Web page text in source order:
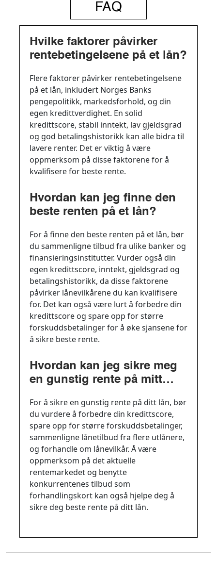
FAQ
Hvilke faktorer påvirker
rentebetingelsene på et lån?
Flere faktorer påvirker rentebetingelsene
på et lån, inkludert Norges Banks
pengepolitikk, markedsforhold, og din
egen kredittverdighet. En solid
kredittscore, stabil inntekt, lav gjeldsgrad
og god betalingshistorikk kan alle bidra til
lavere renter. Det er viktig å være
oppmerksom på disse faktorene for å
kvalifisere for beste rente.
Hvordan kan jeg finne den
beste renten på et lån?
For å finne den beste renten på et lån, bør
du sammenligne tilbud fra ulike banker og
finansieringsinstitutter. Vurder også din
egen kredittscore, inntekt, gjeldsgrad og
betalingshistorikk, da disse faktorene
påvirker lånevilkårene du kan kvalifisere
for. Det kan også være lurt å forbedre din
kredittscore og spare opp for større
forskuddsbetalinger for å øke sjansene for
å sikre beste rente.
Hvordan kan jeg sikre meg
en gunstig rente på mitt
For å sikre en gunstig rente på ditt lån, bør
du vurdere å forbedre din kredittscore,
spare opp for større forskuddsbetalinger,
sammenligne lånetilbud fra flere utlånere,
og forhandle om lånevilkår. Å være
oppmerksom på det aktuelle
rentemarkedet og benytte
konkurrentenes tilbud som
forhandlingskort kan også hjelpe deg å
sikre deg beste rente på ditt lån.